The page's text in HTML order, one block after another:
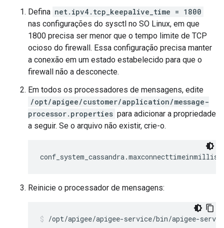
Defina net.ipv4.tcp_keepalive_time = 1800
nas configurações do sysctl no SO Linux, em que
1800 precisa ser menor que o tempo limite de TCP
ocioso do firewall. Essa configuração precisa manter
a conexão em um estado estabelecido para que o
firewall não a desconecte.
Em todos os processadores de mensagens, edite
/opt/apigee/customer/application/message-
processor.properties para adicionar a propriedade
a seguir. Se o arquivo não existir, crie-o.
Reinicie o processador de mensagens:
/opt/apigee/apigee-service/bin/apigee-